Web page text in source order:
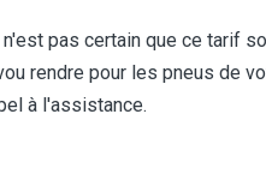
pas certain que ce tarif
rendre pour les pneus de
à l'assistance.